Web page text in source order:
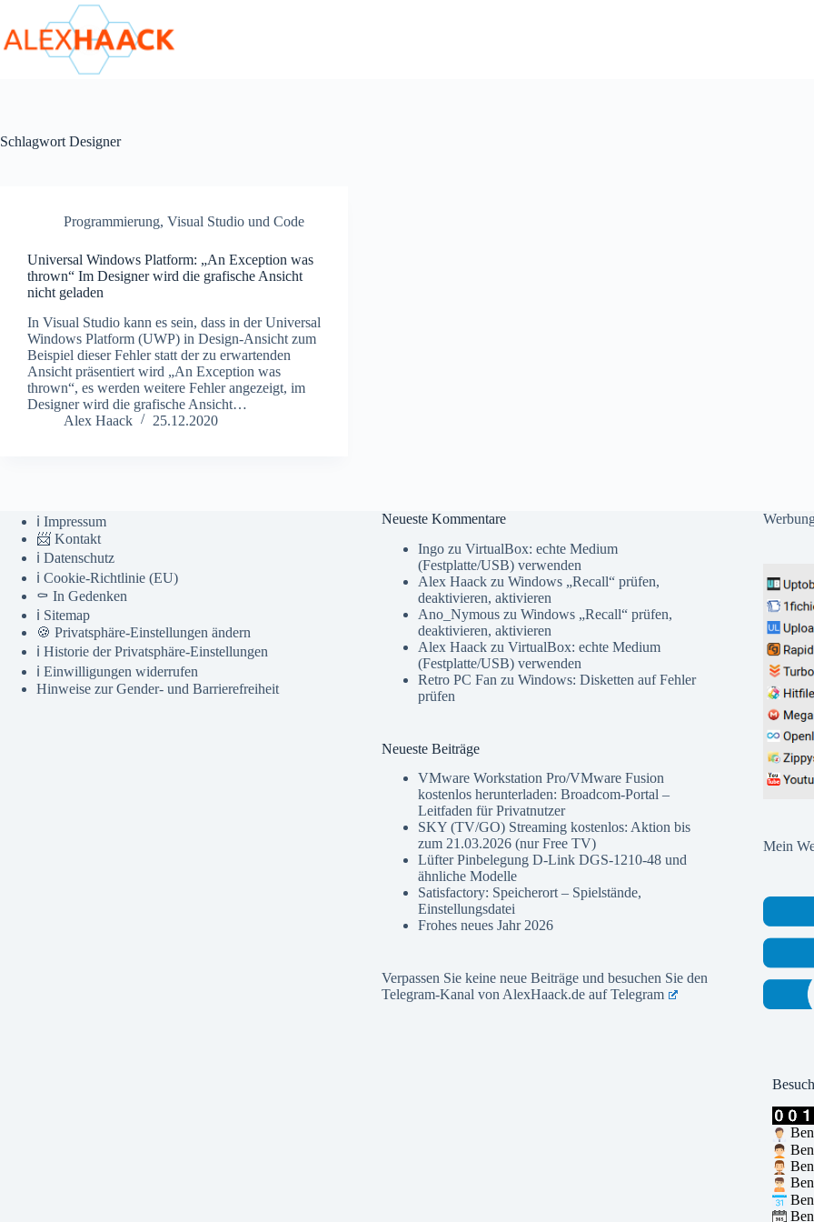
springen
Schlagwort Designer
Programmierung, Visual Studio und Code
Universal Windows Platform: „An Exception was
thrown“ Im Designer wird die grafische Ansicht
nicht geladen
In Visual Studio kann es sein, dass in der Universal
Windows Platform (UWP) in Design-Ansicht zum
Beispiel dieser Fehler statt der zu erwartenden
Ansicht präsentiert wird „An Exception was
thrown“, es werden weitere Fehler angezeigt, im
Designer wird die grafische Ansicht…
Alex Haack
25.12.2020
ℹ️ Impressum
📨 Kontakt
ℹ️ Datenschutz
ℹ️ Cookie-Richtlinie (EU)
⚰️ In Gedenken
ℹ️ Sitemap
🍪 Privatsphäre-Einstellungen ändern
ℹ️ Historie der Privatsphäre-Einstellungen
ℹ️ Einwilligungen widerrufen
Hinweise zur Gender- und Barrierefreiheit
Neueste Kommentare
Ingozu VirtualBox: echte Medium
(Festplatte/USB) verwenden
Alex Haackzu Windows „Recall“ prüfen,
deaktivieren, aktivieren
Ano_Nymouszu Windows „Recall“ prüfen,
deaktivieren, aktivieren
Alex Haackzu VirtualBox: echte Medium
(Festplatte/USB) verwenden
Retro PC Fan zu Windows: Disketten auf Fehler
prüfen
Neueste Beiträge
VMware Workstation Pro/VMware Fusion
kostenlos herunterladen: Broadcom-Portal –
Leitfaden für Privatnutzer
SKY (TV/GO) Streaming kostenlos: Aktion bis
zum 21.03.2026 (nur Free TV)
Lüfter Pinbelegung D-Link DGS-1210-48 und
ähnliche Modelle
Satisfactory: Speicherort – Spielstände,
Einstellungsdatei
Frohes neues Jahr 2026
Verpassen Sie keine neue Beiträge und besuchen Sie den
Telegram-Kanal von AlexHaack.de aufTelegram
Mein